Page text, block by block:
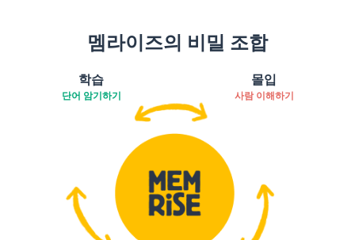
멤라이즈의 비밀 조합
학습
단어 암기하기
몰입
사람 이해하기